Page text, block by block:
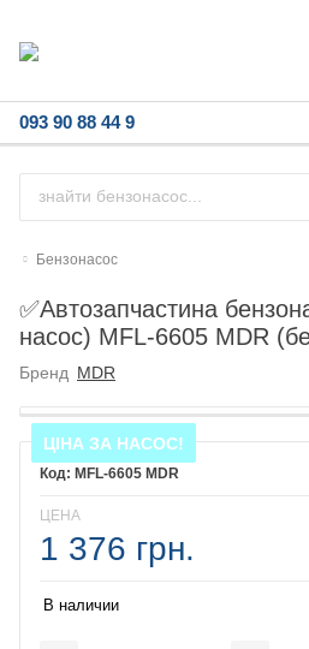
093 90 88 44 9
Бензонасос
✅Автозапчастина
насос) MFL-6605 MDR
Бренд MDR
ЦІНА ЗА НАСОС!
MFL-6605 MDR
ЦЕНА
1 376 грн.
В наличии